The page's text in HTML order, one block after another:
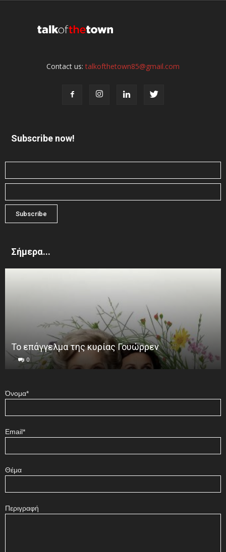
Contact us:talkofthetown85@gmail.com
Subscribe now!
Σήμερα...
Το επάγγελμα της κυρίας Γουώρρεν
0
Όνομα*
Email*
Θέμα
Περιγραφή